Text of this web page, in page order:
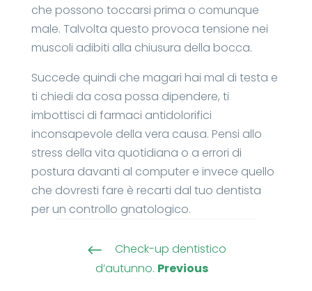
che possono toccarsi prima o comunque
male. Talvolta questo provoca tensione nei
muscoli adibiti alla chiusura della bocca.
Succede quindi che magari hai mal di testa e
ti chiedi da cosa possa dipendere, ti
imbottisci di farmaci antidolorifici
inconsapevole della vera causa. Pensi allo
stress della vita quotidiana o a errori di
postura davanti al computer e invece quello
che dovresti fare è recarti dal tuo dentista
per un controllo gnatologico.
#
Check-up dentistico
d’autunno. Previous